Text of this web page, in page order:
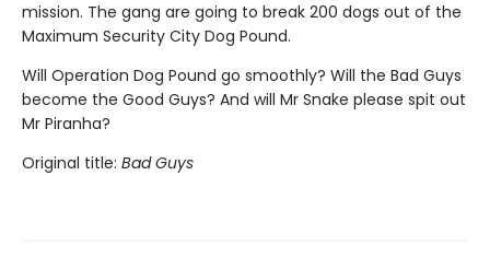
mission. The gang are going to break 200 dogs out of the
Maximum Security City Dog Pound.
Will Operation Dog Pound go smoothly? Will the Bad Guys
become the Good Guys? And will Mr Snake please spit out
Mr Piranha?
Original title: Bad Guys